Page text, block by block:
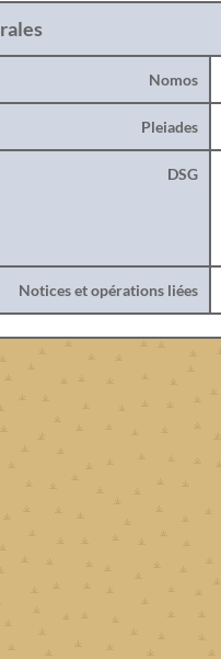
Nomos
Pleiades
DSG
Notices et opérations liées